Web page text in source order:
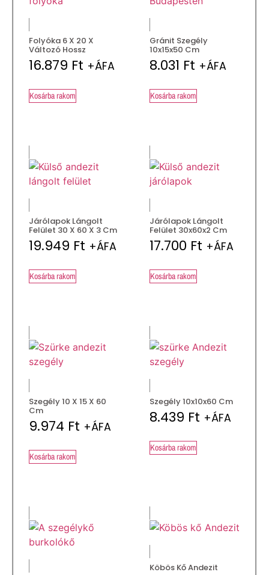
Folyóka 6 X 20 X
Változó Hossz
16.879 Ft +ÁFA
Kosárba rakom
Gránit Szegély
10x15x50 Cm
8.031 Ft +ÁFA
Kosárba rakom
Járólapok Lángolt
Felület 30 X 60 X 3 Cm
19.949 Ft +ÁFA
Kosárba rakom
Járólapok Lángolt
Felület 30x60x2 Cm
17.700 Ft +ÁFA
Kosárba rakom
Szegély 10 X 15 X 60
Cm
9.974 Ft +ÁFA
Kosárba rakom
Szegély 10x10x60 Cm
8.439 Ft +ÁFA
Kosárba rakom
Köbös Kő Andezit